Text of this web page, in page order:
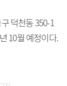
덕천동 350-1
10월 예정이다.